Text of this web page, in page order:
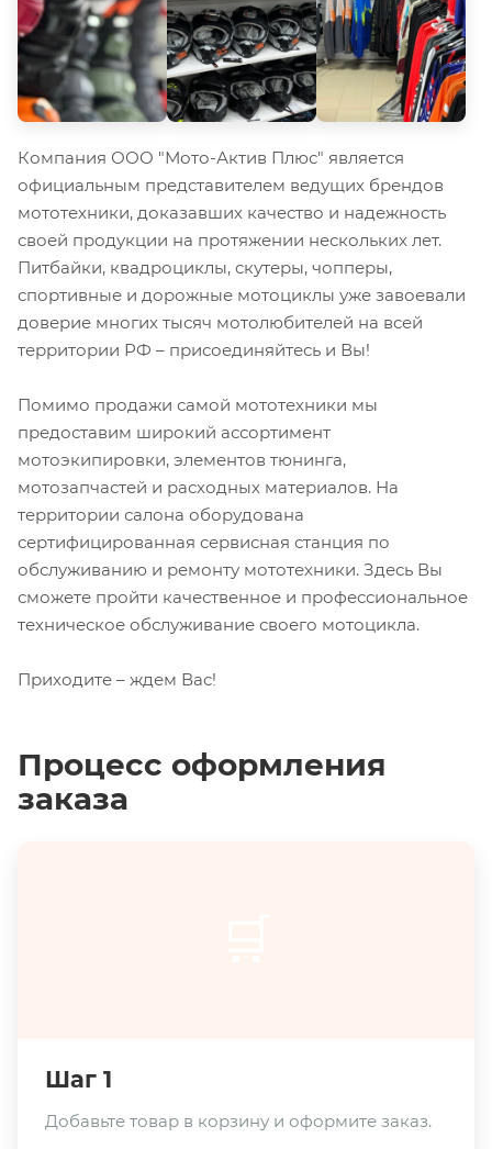
Компания ООО "Мото-Актив Плюс" является
официальным представителем ведущих брендов
мототехники, доказавших качество и надежность
своей продукции на протяжении нескольких лет.
Питбайки, квадроциклы, скутеры, чопперы,
спортивные и дорожные мотоциклы уже завоевали
доверие многих тысяч мотолюбителей на всей
территории РФ – присоединяйтесь и Вы!
Помимо продажи самой мототехники мы
предоставим широкий ассортимент
мотоэкипировки, элементов тюнинга,
мотозапчастей и расходных материалов. На
территории салона оборудована
сертифицированная сервисная станция по
обслуживанию и ремонту мототехники. Здесь Вы
сможете пройти качественное и профессиональное
техническое обслуживание своего мотоцикла.
Приходите – ждем Вас!
Процесс оформления
заказа
Шаг 1
Добавьте товар в корзину и оформите заказ.